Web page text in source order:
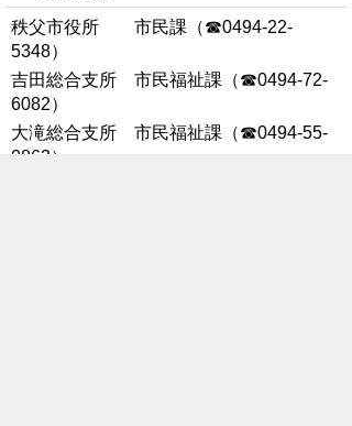
秩父市役所 市民課（☎0494-22-
5348）
吉田総合支所 市民福祉課（☎0494-72-
6082）
大滝総合支所 市民福祉課（☎0494-55-
0863）